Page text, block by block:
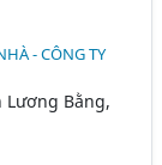
- CÔNG TY
Lương Bằng,